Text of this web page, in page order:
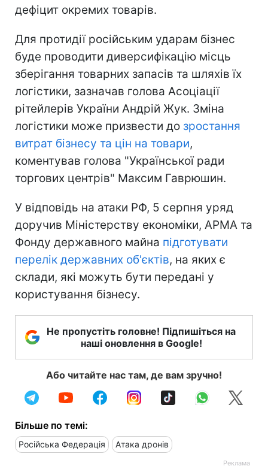
дефіцит окремих товарів.
Для протидії російським ударам бізнес
буде проводити диверсифікацію місць
зберігання товарних запасів та шляхів їх
логістики, зазначав голова Асоціації
рітейлерів України Андрій Жук. Зміна
логістики може призвести до зростання
витрат бізнесу та цін на товари,
коментував голова "Української ради
торгових центрів" Максим Гаврюшин.
У відповідь на атаки РФ, 5 серпня уряд
доручив Міністерству економіки, АРМА та
Фонду державного майна підготувати
перелік державних об'єктів, на яких є
склади, які можуть бути передані у
користування бізнесу.
Не пропустіть головне! Підпишіться на
наші оновлення в Google!
Або читайте нас там, де вам зручно!
Більше по темі:
Російська Федерація Атака дронів